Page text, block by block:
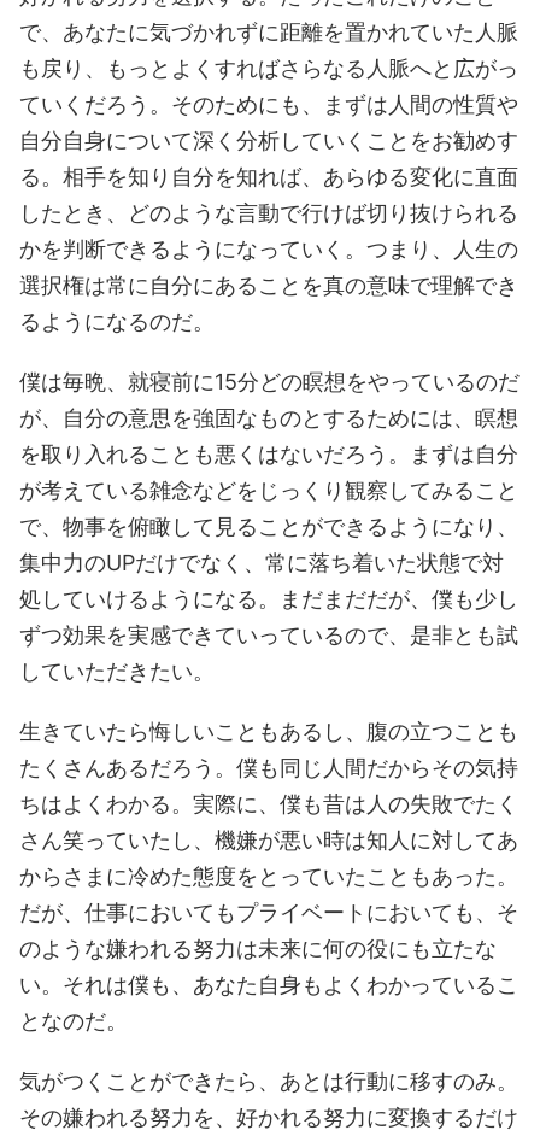
で、あなたに気づかれずに距離を置かれていた人脈
も戻り、もっとよくすればさらなる人脈へと広がっ
ていくだろう。そのためにも、まずは人間の性質や
自分自身について深く分析していくことをお勧めす
る。相手を知り自分を知れば、あらゆる変化に直面
したとき、どのような言動で行けば切り抜けられる
かを判断できるようになっていく。つまり、人生の
選択権は常に自分にあることを真の意味で理解でき
るようになるのだ。
僕は毎晩、就寝前に15分どの瞑想をやっているのだ
が、自分の意思を強固なものとするためには、瞑想
を取り入れることも悪くはないだろう。まずは自分
が考えている雑念などをじっくり観察してみること
で、物事を俯瞰して見ることができるようになり、
集中力のUPだけでなく、常に落ち着いた状態で対
処していけるようになる。まだまだだが、僕も少し
ずつ効果を実感できていっているので、是非とも試
していただきたい。
生きていたら悔しいこともあるし、腹の立つことも
たくさんあるだろう。僕も同じ人間だからその気持
ちはよくわかる。実際に、僕も昔は人の失敗でたく
さん笑っていたし、機嫌が悪い時は知人に対してあ
からさまに冷めた態度をとっていたこともあった。
だが、仕事においてもプライベートにおいても、そ
のような嫌われる努力は未来に何の役にも立たな
い。それは僕も、あなた自身もよくわかっているこ
となのだ。
気がつくことができたら、あとは行動に移すのみ。
その嫌われる努力を、好かれる努力に変換するだけ